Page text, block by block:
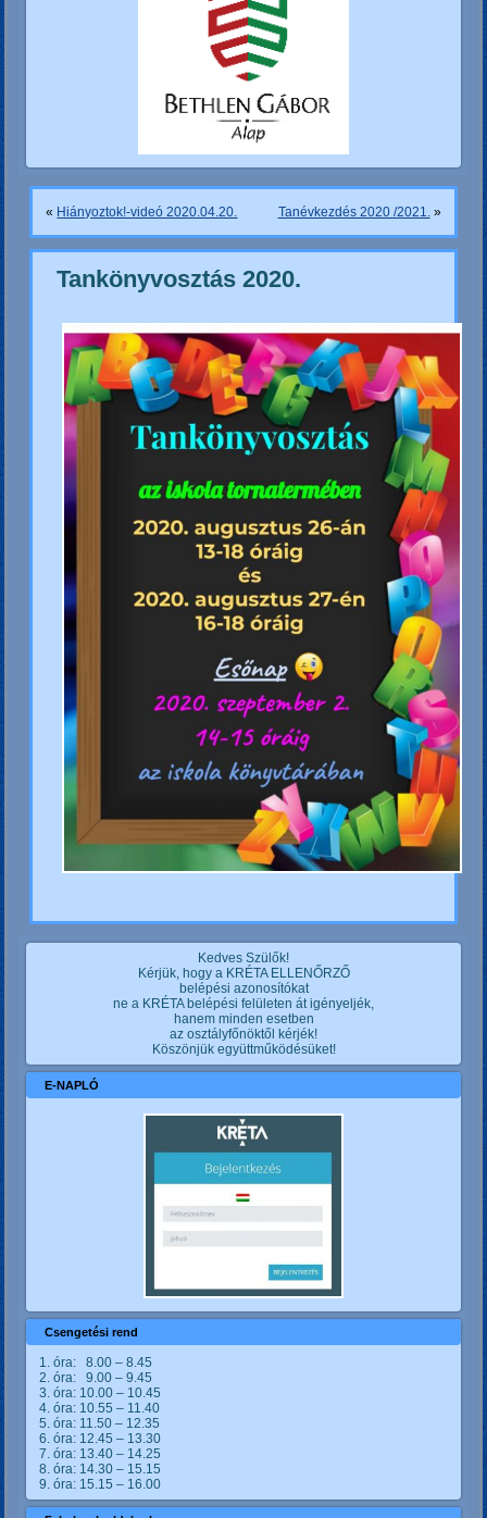
« Hiányoztok!-videó 2020.04.20. Tanévkezdés 2020 /2021.»
Tankönyvosztás 2020.
Kedves Szülők!
Kérjük, hogy a KRÉTA ELLENŐRZŐ
belépési azonosítókat
ne a KRÉTA belépési felületen át igényeljék,
hanem minden esetben
az osztályfőnöktől kérjék!
Köszönjük együttműködésüket!
E-NAPLÓ
Csengetési rend
1. óra: 8.00 – 8.45
2. óra: 9.00 – 9.45
3. óra: 10.00 – 10.45
4. óra: 10.55 – 11.40
5. óra: 11.50 – 12.35
6. óra: 12.45 – 13.30
7. óra: 13.40 – 14.25
8. óra: 14.30 – 15.15
9. óra: 15.15 – 16.00